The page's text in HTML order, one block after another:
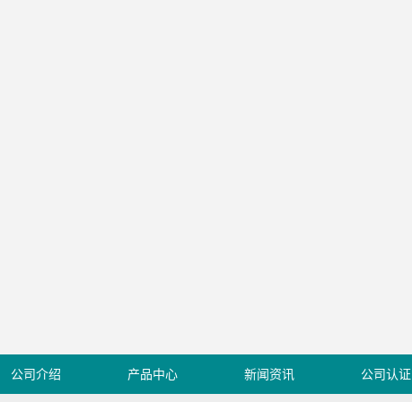
公司介绍 产品中心 新闻资讯 公司认证